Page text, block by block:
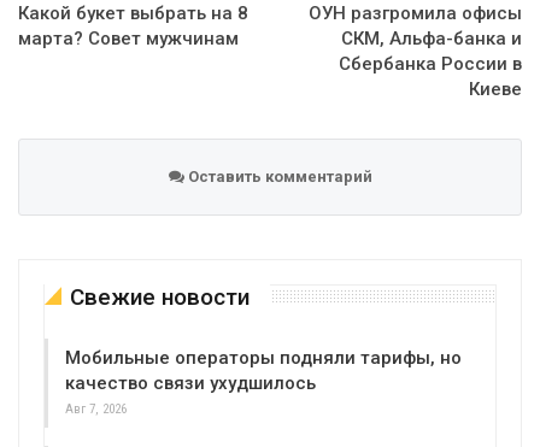
Какой букет выбрать на 8
марта? Совет мужчинам
ОУН разгромила офисы
СКМ, Альфа-банка и
Сбербанка России в
Киеве
Оставить комментарий
Свежие новости
Мобильные операторы подняли тарифы, но
качество связи ухудшилось
Авг 7, 2026